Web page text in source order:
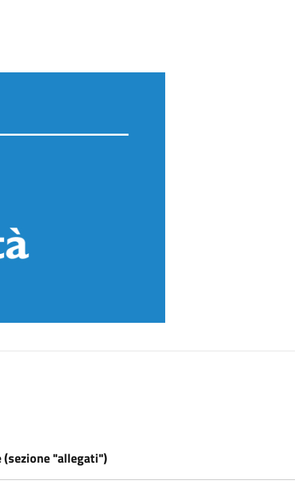
"allegati")